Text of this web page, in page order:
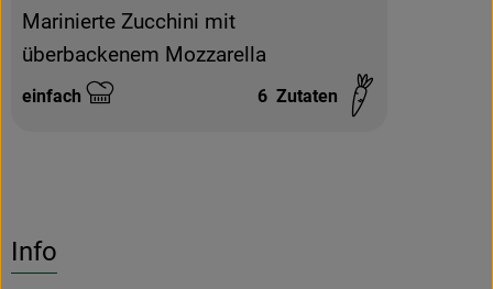
Marinierte Zucchini mit
überbackenem Mozzarella
Schwierigkeit:
einfach 6 Zutaten
Info